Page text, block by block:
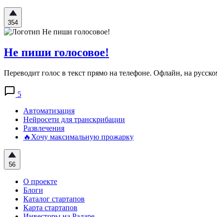
354
Не пиши голосовое!
Переводит голос в текст прямо на телефоне. Офлайн, на
5
Автоматизация
Нейросети для транскрибации
Развлечения
🔥Хочу максимальную прожарку
56
О проекте
Блоги
Каталог стартапов
Карта стартапов